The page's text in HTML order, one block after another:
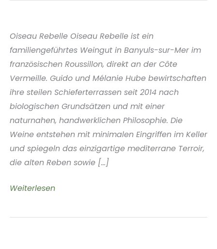
Oiseau Rebelle Oiseau Rebelle ist ein
familiengeführtes Weingut in Banyuls-sur-Mer im
französischen Roussillon, direkt an der Côte
Vermeille. Guido und Mélanie Hube bewirtschaften
ihre steilen Schieferterrassen seit 2014 nach
biologischen Grundsätzen und mit einer
naturnahen, handwerklichen Philosophie. Die
Weine entstehen mit minimalen Eingriffen im Keller
und spiegeln das einzigartige mediterrane Terroir,
die alten Reben sowie [...]
Oiseau
Roussillon
Weiterlesen